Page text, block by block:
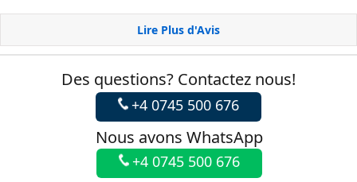
Lire Plus d'Avis
Des questions? Contactez nous!
+4 0745 500 676
Nous avons WhatsApp
+4 0745 500 676